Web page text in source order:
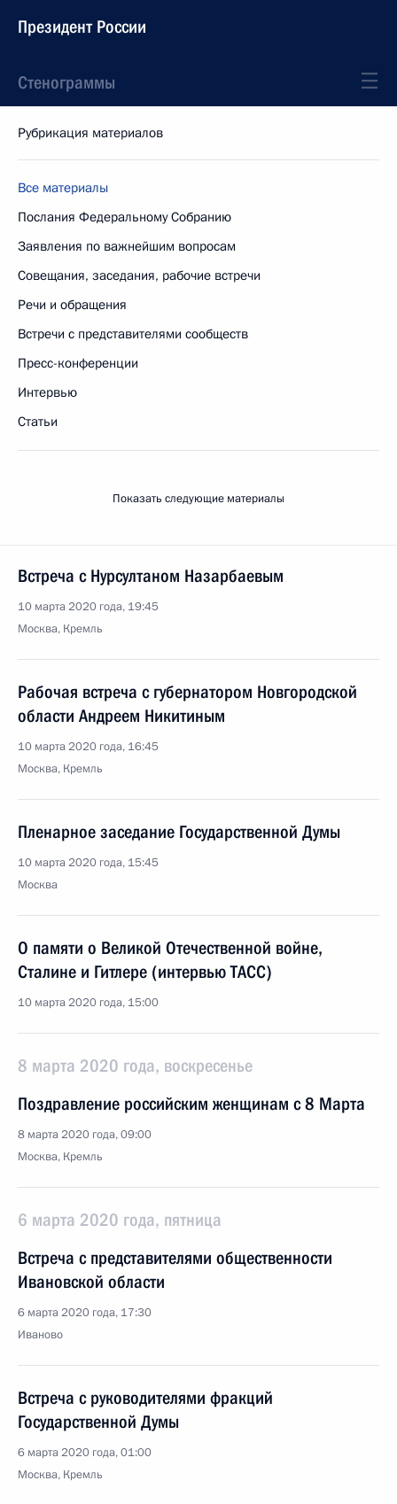
Президент России
Стенограммы
Рубрикация материалов
Все материалы
Послания Федеральному Собранию
Заявления по важнейшим вопросам
Совещания, заседания, рабочие встречи
Речи и обращения
Встречи с представителями сообществ
Пресс-конференции
Интервью
Статьи
Показать следующие материалы
Встреча с Нурсултаном Назарбаевым
10 марта 2020 года, 19:45
Москва, Кремль
Рабочая встреча с губернатором Новгородской
области Андреем Никитиным
10 марта 2020 года, 16:45
Москва, Кремль
Пленарное заседание Государственной Думы
10 марта 2020 года, 15:45
Москва
О памяти о Великой Отечественной войне,
Сталине и Гитлере (интервью ТАСС)
10 марта 2020 года, 15:00
8 марта 2020 года, воскресенье
Поздравление российским женщинам с 8 Марта
8 марта 2020 года, 09:00
Москва, Кремль
6 марта 2020 года, пятница
Встреча с представителями общественности
Ивановской области
6 марта 2020 года, 17:30
Иваново
Встреча с руководителями фракций
Государственной Думы
6 марта 2020 года, 01:00
Москва, Кремль